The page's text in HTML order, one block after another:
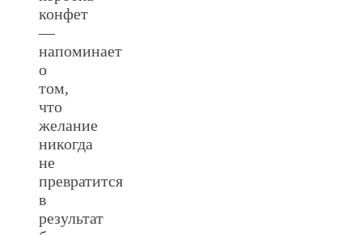
конфет
—
напоминает
о
том,
что
желание
никогда
не
превратится
в
результат